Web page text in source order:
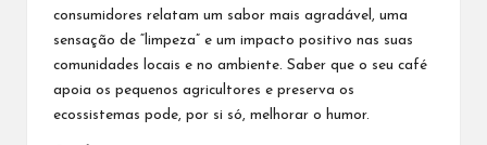
consumidores relatam um sabor mais agradável, uma
sensação de “limpeza” e um impacto positivo nas suas
comunidades locais e no ambiente. Saber que o seu café
apoia os pequenos agricultores e preserva os
ecossistemas pode, por si só, melhorar o humor.